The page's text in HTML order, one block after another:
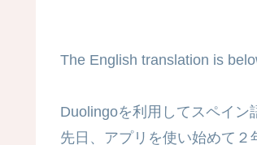
The English translation is
Duolingoを利用してスペイン
先日、アプリを使い始めて